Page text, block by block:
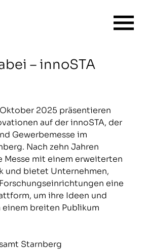
– innoSTA
Oktober 2025 präsentieren
auf der innoSTA, der
Gewerbemesse im
Nach zehn Jahren
Messe mit einem erweiterten
und bietet Unternehmen,
eine
um ihre Ideen und
breiten Publikum
Starnberg